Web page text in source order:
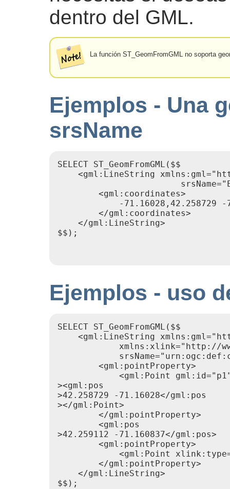
dentro del GML.
La función ST_GeomFromGML no soporta
Ejemplos - Una
srsName
SELECT ST_GeomFromGML($$
<gml:LineString
        <gml:coordinates>
-71.16028,42.258729
        </gml:coordinates>
    </gml:LineString>
$$);
Ejemplos - uso
SELECT ST_GeomFromGML($$
<gml:LineString
xmlns:xlink="http://
        <gml:pointProperty>
<gml:Point
><gml:pos
>42.258729 -71.16028</gml:pos
></gml:Point>
        </gml:pointProperty>
        <gml:pos
>42.259112 -71.160837</gml:pos>
        <gml:pointProperty>
<gml:Point
        </gml:pointProperty>
    </gml:LineString>
$$);